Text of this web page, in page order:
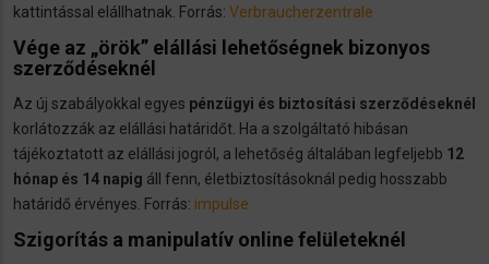
kattintással elállhatnak. Forrás: Verbraucherzentrale
Vége az „örök” elállási lehetőségnek bizonyos
szerződéseknél
Az új szabályokkal egyes pénzügyi és biztosítási szerződéseknél
korlátozzák az elállási határidőt. Ha a szolgáltató hibásan
tájékoztatott az elállási jogról, a lehetőség általában legfeljebb 12
hónap és 14 napig áll fenn, életbiztosításoknál pedig hosszabb
határidő érvényes. Forrás: impulse
Szigorítás a manipulatív online felületeknél